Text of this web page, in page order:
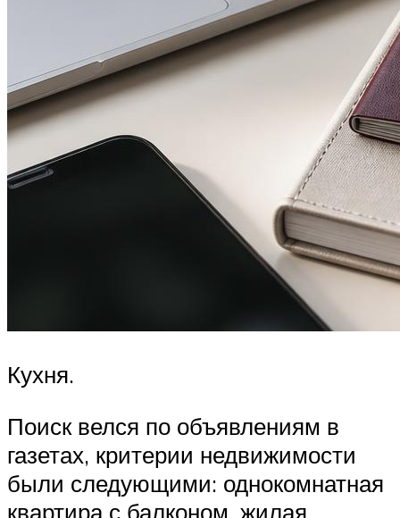
Кухня.
Поиск велся по объявлениям в
газетах, критерии недвижимости
были следующими: однокомнатная
квартира с балконом, жилая,